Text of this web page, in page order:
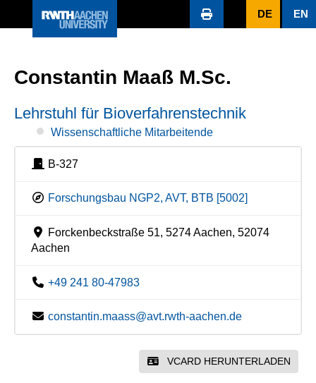
DE EN
Constantin Maaß M.Sc.
Lehrstuhl für Bioverfahrenstechnik
Wissenschaftliche Mitarbeitende
B-327
Forschungsbau NGP2, AVT, BTB [5002]
Forckenbeckstraße 51, 5274 Aachen, 52074
Aachen
+49 241 80-47983
constantin.maass@avt.rwth-aachen.de
VCARD HERUNTERLADEN